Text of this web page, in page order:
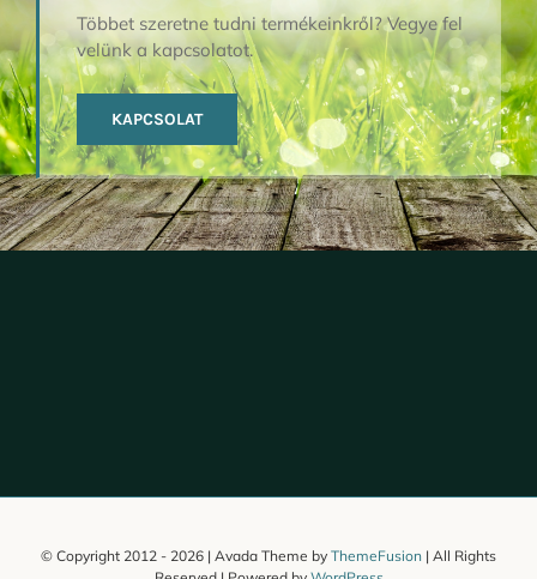
Többet szeretne tudni termékeinkről? Vegye fel
velünk a kapcsolatot.
KAPCSOLAT
© Copyright 2012 - 2026 | Avada Theme by ThemeFusion | All Rights